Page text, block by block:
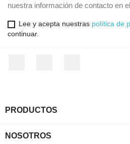
nuestra información de contacto en
Lee y acepta nuestras política de
continuar.
PRODUCTOS
NOSOTROS